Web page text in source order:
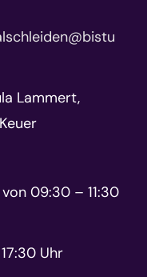
Lammert,
09:30 – 11:30
Uhr